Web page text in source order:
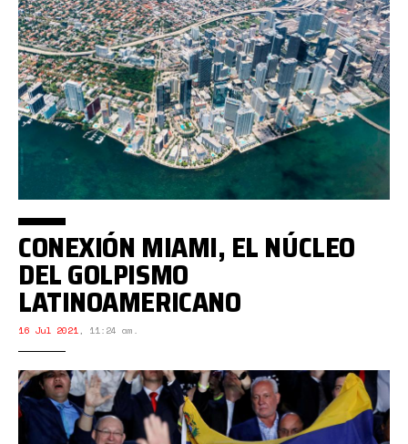
CONEXIÓN MIAMI, EL NÚCLEO
DEL GOLPISMO
LATINOAMERICANO
16 Jul 2021, 11:24 am.